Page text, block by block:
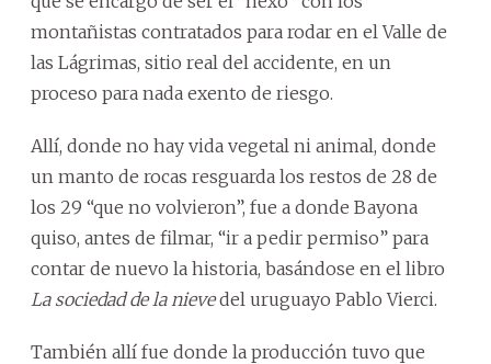
montañistas contratados para rodar en el Valle de
las Lágrimas, sitio real del accidente, en un
proceso para nada exento de riesgo.
Allí, donde no hay vida vegetal ni animal, donde
un manto de rocas resguarda los restos de 28 de
los 29 “que no volvieron”, fue a donde Bayona
quiso, antes de filmar, “ir a pedir permiso” para
contar de nuevo la historia, basándose en el libro
La sociedad de la nievedel uruguayo Pablo Vierci.
También allí fue donde la producción tuvo que